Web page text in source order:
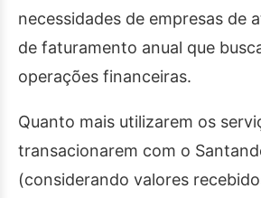
necessidades de empresas de
de faturamento anual que
operações financeiras.
Quanto mais utilizarem os
transacionarem com o
(considerando valores